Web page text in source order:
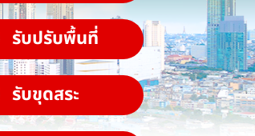
รับปรับพื้นที่
รับขุดสระ